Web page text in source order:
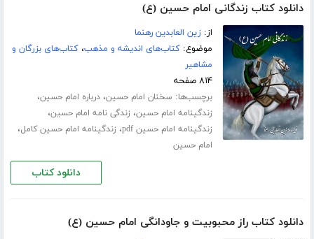
دانلود کتاب زندگانی امام حسین (ع)
از:زین العابدین رهنما
موضوع:کتاب‌های اندیشه و مذهب،کتاب‌های بزرگان و
مشاهیر
۸۱۴ صفحه
برچسب‌ها: سخنان امام حسین،درباره امام حسین،
زندگینامه امام حسین، زندگی نامه امام حسین،
زندگینامه امام حسین pdf ، زندگینامه امام حسین کامل،
امام حسین
دانلود کتاب
دانلود کتاب راز محبوبیت و جاودانگی امام حسین (ع)